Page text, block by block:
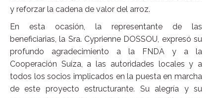
y reforzar la cadena de valor del arroz.
En esta ocasión, la representante de las
beneficiarias, la Sra. Cyprienne DOSSOU, expresó su
profundo agradecimiento a la FNDA y a la
Cooperación Suiza, a las autoridades locales y a
todos los socios implicados en la puesta en marcha
de este proyecto estructurante. Su alegría y su